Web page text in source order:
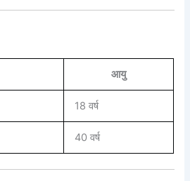
आयु
18 वर्ष
40 वर्ष